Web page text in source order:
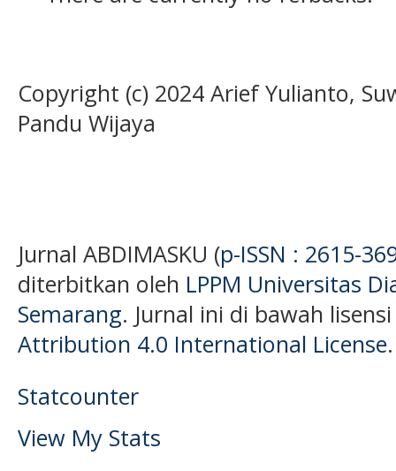
Copyright (c) 2024 Arief Yulianto,
Pandu Wijaya
Jurnal ABDIMASKU (p-ISSN : 2615-
diterbitkan oleh LPPM Universitas
Semarang. Jurnal ini di bawah
Attribution 4.0 International License.
Statcounter
View My Stats